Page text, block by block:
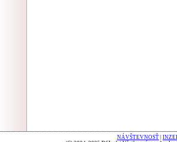
NÁVŠTEVNOSŤ